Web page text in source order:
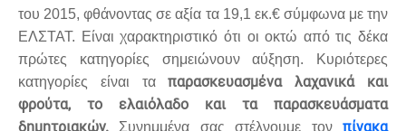
του 2015, φθάνοντας σε αξία τα 19,1 εκ.€ σύμφωνα με την
ΕΛΣΤΑΤ. Είναι χαρακτηριστικό ότι οι οκτώ από τις δέκα
πρώτες κατηγορίες σημειώνουν αύξηση. Κυριότερες
κατηγορίες είναι ταπαρασκευασμένα λαχανικά και
φρούτα, το ελαιόλαδο και τα παρασκευάσματα
δημητριακών. Συνημμένα σας στέλνουμε τον πίνακα